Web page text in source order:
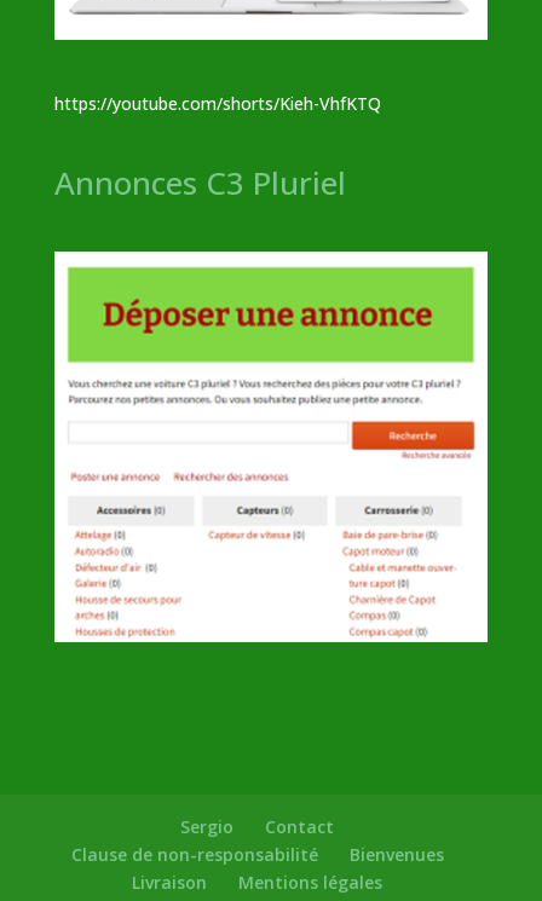
https://youtube.com/shorts/Kieh-VhfKTQ
Annonces C3 Pluriel
Sergio
Contact
Clause de non-responsabilité
Bienvenues
Livraison
Mentions légales